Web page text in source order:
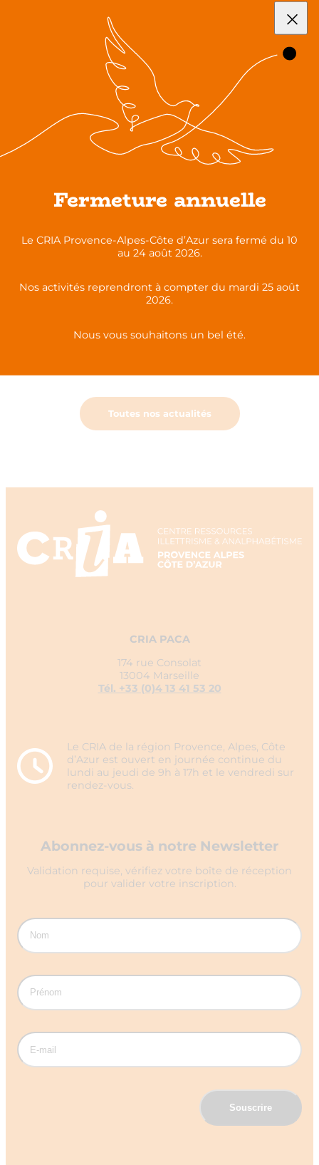
10h : Visionner ensemble le webinaire sur
grand écran et poser des questions
directement à l’intervenante par écrit (saisie
par l’animatrice du CRIA)
11h : Echanges sur les pratiques de chacun
11h30 – 12h découverte de ressources
disponibles au CRIA – En consultation et à
l’emprunt !
Gudny Vidarsdottir(contenu) &
Partagez cette publication sur :
L’accueil des personnes en situation d’illettrisme à
Toutes nos actualités
CRIA PACA
174 rue Consolat
13004 Marseille
Tél. +33 (0)4 13 41 53 20
Le CRIA de la région Provence, Alpes, Côte
d’Azur est ouvert en journée continue du
lundi au jeudi de 9h à 17h et le vendredi sur
rendez-vous.
Abonnez-vous à notre Newsletter
Validation requise, vérifiez votre boîte de réception
pour valider votre inscription.
Fermeture annuelle
Le CRIA Provence-Alpes-Côte d’Azur sera fermé du 10
au 24 août 2026.
Nos activités reprendront à compter du mardi 25 août
2026.
Nous vous souhaitons un bel été.